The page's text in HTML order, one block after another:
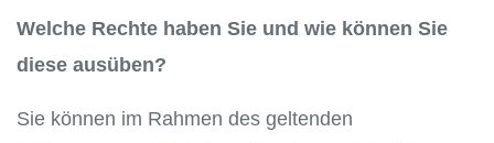
Welche Rechte haben Sie und wie können Sie
diese ausüben?
Sie können im Rahmen des geltenden